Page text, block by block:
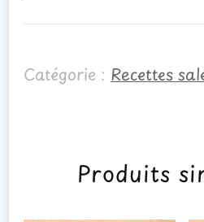
végétariens
Catégorie : Recettes
Produits